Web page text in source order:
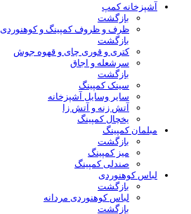
آشپزخانه کمپ
بازگشت
ظرف و ظروف کمپینگ و کوهنوردی
بازگشت
کتری و قوری چای و قهوه جوش
سرشعله و اجاق
بازگشت
سینک کمپینگ
سایر وسایل آشپزخانه
آتش زنه و آتش زا
یخچال کمپینگ
مبلمان کمپینگ
بازگشت
میز کمپینگ
صندلی کمپینگ
لباس کوهنوردی
بازگشت
لباس کوهنوردی مردانه
بازگشت